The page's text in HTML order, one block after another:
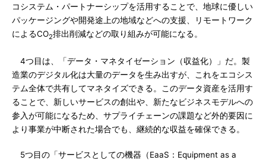
コシステム・パートナーシップを活用することで、地球に優しい
パッケージングや開発途上の地域などへの支援、リモートワーク
によるCO2排出削減などの取り組みが可能になる。
4つ目は、「データ・マネタイゼーション（収益化）」だ。製
造業のデジタル化は大量のデータを生み出すが、これをエコシス
テム全体で共有してマネタイズできる。このデータ資産を活用す
ることで、新しいサービスの創出や、新たなビジネスモデルへの
参入が可能になるため、サプライチェーンの課題など外的要因に
より事業が中断された場合でも、継続的な収益を確保できる。
5つ目の「サービスとしての機器（EaaS：Equipment as a